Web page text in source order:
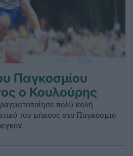
Παγκοσμίου
ο Κουλούρης
πολύ καλή
του μήκους στο Παγκόσμιο